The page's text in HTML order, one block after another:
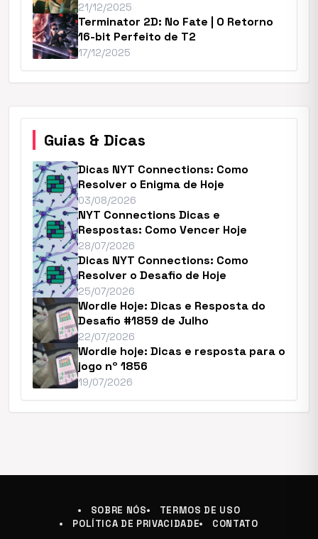
21/12/2025
Terminator 2D: No Fate | O Retorno
16-bit Perfeito de T2
17/12/2025
Guias & Dicas
Dicas NYT Connections: Como
Resolver o Enigma de Hoje
03/08/2026
NYT Connections Dicas e
Respostas: Como Vencer Hoje
28/07/2026
Dicas NYT Connections: Como
Resolver o Desafio de Hoje
25/07/2026
Wordle Hoje: Dicas e Resposta do
Desafio #1859 de Julho
22/07/2026
Wordle hoje: Dicas e resposta para o
jogo nº 1856
19/07/2026
SOBRE NÓS
TERMOS DE USO
POLÍTICA DE PRIVACIDADE
CONTATO